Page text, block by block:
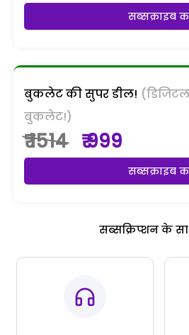
सब्सक्राइब
बुकलेट की सुपर डील!
बुकलेट!)
₹ 1514 ₹ 999
सब्सक्राइब
सब्सक्रिप्शन के